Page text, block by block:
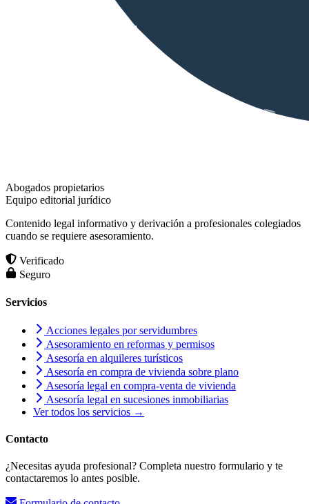
Abogados propietarios
Equipo editorial jurídico
Contenido legal informativo y derivación a profesionales colegiados
cuando se requiere asesoramiento.
Verificado
Seguro
Servicios
Acciones legales por servidumbres
Asesoramiento en reformas y permisos
Asesoría en alquileres turísticos
Asesoría en compra de vivienda sobre plano
Asesoría legal en compra-venta de vivienda
Asesoría legal en sucesiones inmobiliarias
Ver todos los servicios →
Contacto
¿Necesitas ayuda profesional? Completa nuestro formulario y te
contactaremos lo antes posible.